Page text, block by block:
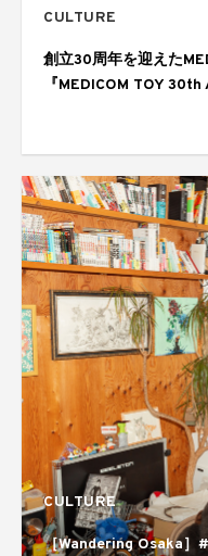
CULTURE
創立30周年を迎えた
『MEDICOM TOY
CULTURE
［Wandering Osaka］